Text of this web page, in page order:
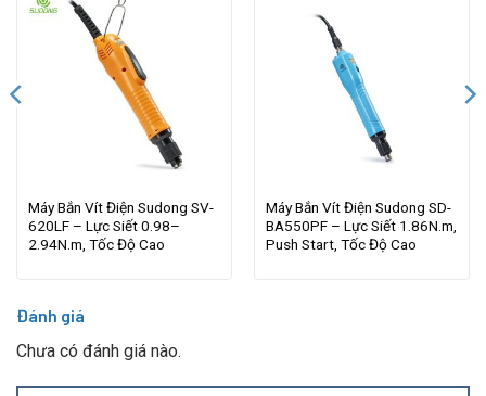
Máy Bắn Vít Điện Sudong SV-
620LF – Lực Siết 0.98–
2.94N.m, Tốc Độ Cao
Máy Bắn Vít Điện Sudong SD-
BA550PF – Lực Siết 1.86N.m,
Push Start, Tốc Độ Cao
Đánh giá
Chưa có đánh giá nào.